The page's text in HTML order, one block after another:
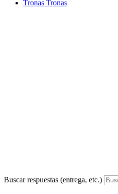
Tronas Tronas
Buscar respuestas (entrega, etc.)